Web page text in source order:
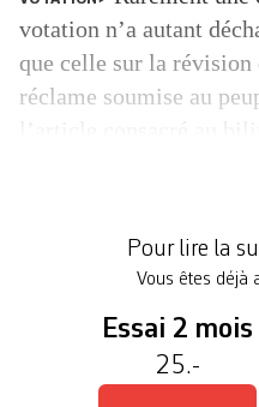
votation n’a autant
que celle sur la révision
réclame soumise au
bilinguisme […]
Pour lire la
Vous êtes déjà
Essai 2 mois
25.-